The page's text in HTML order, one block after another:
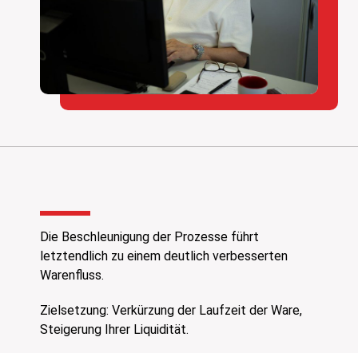
Die Beschleunigung der Prozesse führt
letztendlich zu einem deutlich verbesserten
Warenfluss.
Zielsetzung: Verkürzung der Laufzeit der Ware,
Steigerung Ihrer Liquidität.